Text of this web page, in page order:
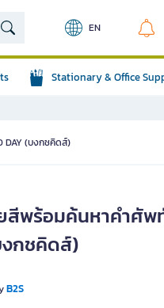
EN
Stationary & Office
DAY (บงกชคิดส์)
ยสีพร้อมค้นหาคำศัพ
งกชคิดส์)
B2S